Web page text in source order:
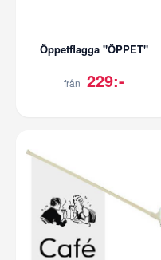
Öppetflagga "ÖPPET"
från 229:-